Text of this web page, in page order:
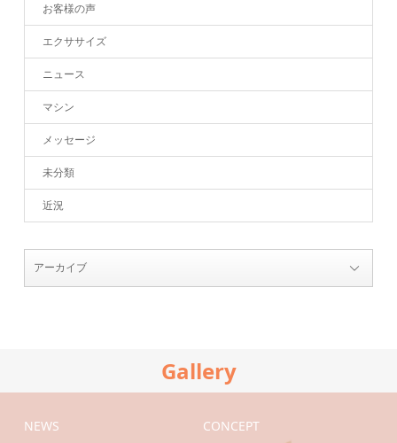
お客様の声
エクササイズ
ニュース
マシン
メッセージ
未分類
近況
Gallery
NEWS CONCEPT